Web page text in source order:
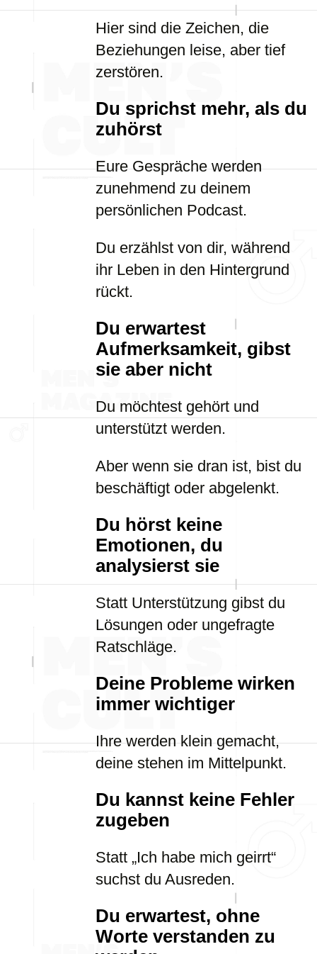
Hier sind die Zeichen, die
Beziehungen leise, aber tief
zerstören.
Du sprichst mehr, als du
zuhörst
Eure Gespräche werden
zunehmend zu deinem
persönlichen Podcast.
Du erzählst von dir, während
ihr Leben in den Hintergrund
rückt.
Du erwartest
Aufmerksamkeit, gibst
sie aber nicht
Du möchtest gehört und
unterstützt werden.
Aber wenn sie dran ist, bist du
beschäftigt oder abgelenkt.
Du hörst keine
Emotionen, du
analysierst sie
Statt Unterstützung gibst du
Lösungen oder ungefragte
Ratschläge.
Deine Probleme wirken
immer wichtiger
Ihre werden klein gemacht,
deine stehen im Mittelpunkt.
Du kannst keine Fehler
zugeben
Statt „Ich habe mich geirrt“
suchst du Ausreden.
Du erwartest, ohne
Worte verstanden zu